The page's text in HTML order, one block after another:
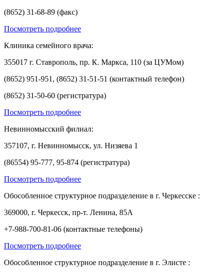
(8652) 31-68-89 (факс)
Посмотреть подробнее
Клиника семейного врача:
355017 г. Ставрополь, пр. К. Маркса, 110 (за ЦУМом)
(8652) 951-951, (8652) 31-51-51 (контактный телефон)
(8652) 31-50-60 (регистратура)
Посмотреть подробнее
Невинномысский филиал:
357107, г. Невинномысск, ул. Низяева 1
(86554) 95-777, 95-874 (регистратура)
Посмотреть подробнее
Обособленное структурное подразделение в г. Черкесске :
369000, г. Черкесск, пр-т. Ленина, 85А
+7-988-700-81-06 (контактные телефоны)
Посмотреть подробнее
Обособленное структурное подразделение в г. Элисте :